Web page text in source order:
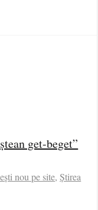
get-beget”
nou pe site,Știrea